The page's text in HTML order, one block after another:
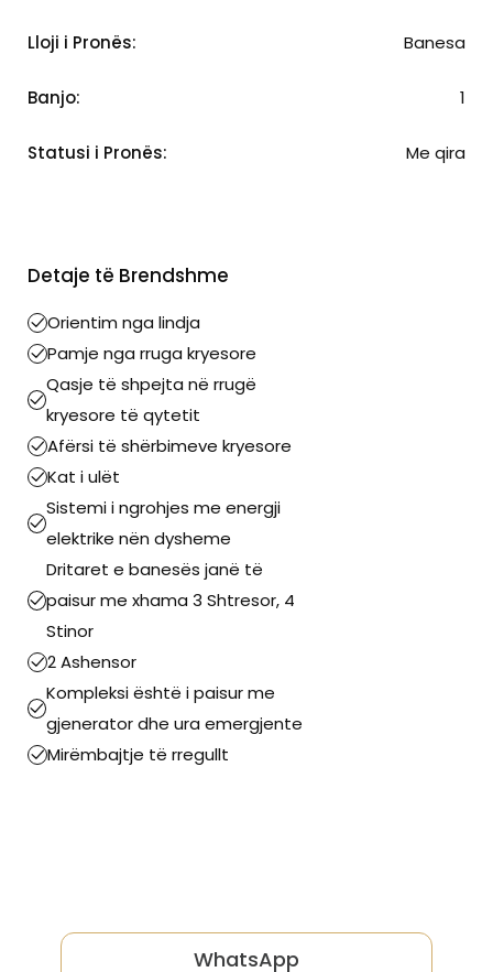
Lloji i Pronës: Banesa
Banjo: 1
Statusi i Pronës: Me qira
Detaje të Brendshme
Orientim nga lindja
Pamje nga rruga kryesore
Qasje të shpejta në rrugë
kryesore të qytetit
Afërsi të shërbimeve kryesore
Kat i ulët
Sistemi i ngrohjes me energji
elektrike nën dysheme
Dritaret e banesës janë të
paisur me xhama 3 Shtresor, 4
Stinor
2 Ashensor
Kompleksi është i paisur me
gjenerator dhe ura emergjente
Mirëmbajtje të rregullt
WhatsApp